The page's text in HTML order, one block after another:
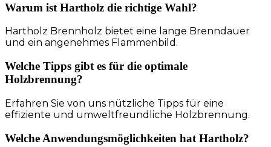
Warum ist Hartholz die richtige Wahl?
Hartholz Brennholz bietet eine lange Brenndauer
und ein angenehmes Flammenbild.
Welche Tipps gibt es für die optimale
Holzbrennung?
Erfahren Sie von uns nützliche Tipps für eine
effiziente und umweltfreundliche Holzbrennung.
Welche Anwendungsmöglichkeiten hat Hartholz?